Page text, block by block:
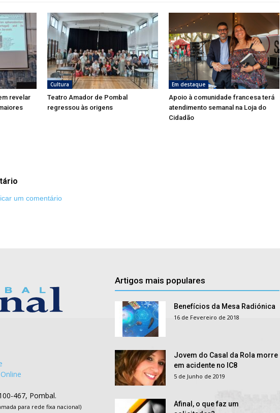
revelar
Cultura
Teatro Amador de Pombal
regressou às origens
Em destaque
Apoio à comunidade francesa terá
atendimento semanal na Loja do
Cidadão
um comentário
467, Pombal.
para rede fixa nacional)
Artigos mais populares
Benefícios da Mesa Radiónica
16 de Fevereiro de 2018
Jovem do Casal da Rola morre
em acidente no IC8
5 de Junho de 2019
Afinal, o que faz um